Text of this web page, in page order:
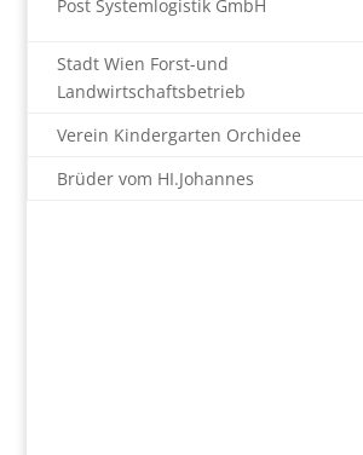
Post Systemlogistik GmbH
Stadt Wien Forst-und
Landwirtschaftsbetrieb
Verein Kindergarten Orchidee
Brüder vom HI.Johannes